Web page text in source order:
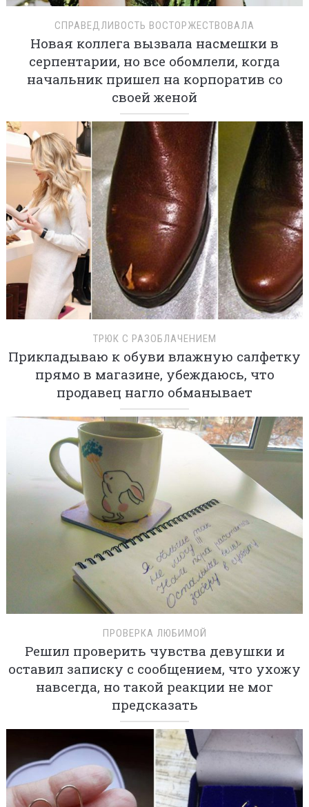
СПРАВЕДЛИВОСТЬ ВОСТОРЖЕСТВОВАЛА
Новая коллега вызвала насмешки в
серпентарии, но все обомлели, когда
начальник пришел на корпоратив со
своей женой
ТРЮК С РАЗОБЛАЧЕНИЕМ
Прикладываю к обуви влажную салфетку
прямо в магазине, убеждаюсь, что
продавец нагло обманывает
ПРОВЕРКА ЛЮБИМОЙ
Решил проверить чувства девушки и
оставил записку с сообщением, что ухожу
навсегда, но такой реакции не мог
предсказать